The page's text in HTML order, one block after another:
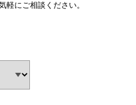
軽にご相談ください。